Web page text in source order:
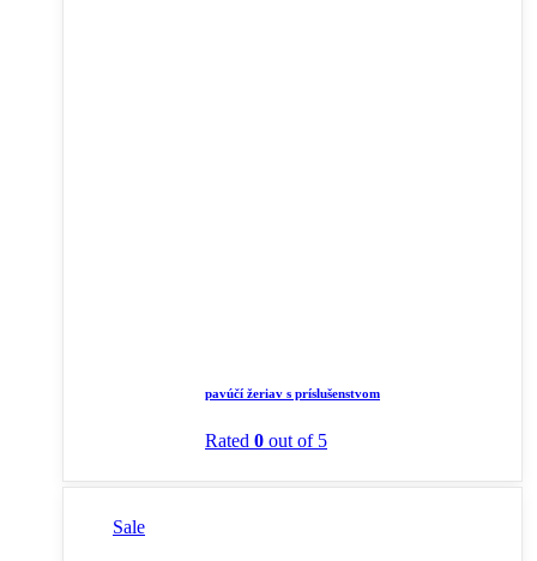
pavúčí žeriav s príslušenstvom
Rated 0 out of 5
Sale